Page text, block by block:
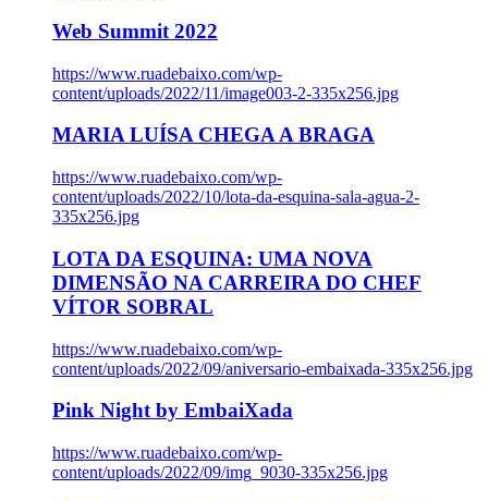
Web Summit 2022
https://www.ruadebaixo.com/wp-
content/uploads/2022/11/image003-2-335x256.jpg
MARIA LUÍSA CHEGA A BRAGA
https://www.ruadebaixo.com/wp-
content/uploads/2022/10/lota-da-esquina-sala-agua-2-
335x256.jpg
LOTA DA ESQUINA: UMA NOVA
DIMENSÃO NA CARREIRA DO CHEF
VÍTOR SOBRAL
https://www.ruadebaixo.com/wp-
content/uploads/2022/09/aniversario-embaixada-335x256.jpg
Pink Night by EmbaiXada
https://www.ruadebaixo.com/wp-
content/uploads/2022/09/img_9030-335x256.jpg